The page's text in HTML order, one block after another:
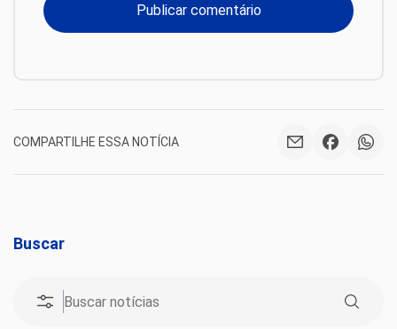
COMPARTILHE ESSA NOTÍCIA
Buscar